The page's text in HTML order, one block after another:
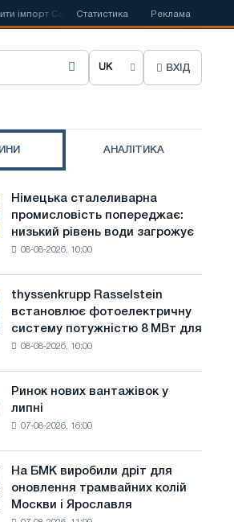
Саудівської сталі 📰 Іспанська
Статистика Реклама
О
р
и
м
в
у
с
а
й
т
у
ВХІД
АНАЛІТИКА
Німецька сталеливарна
промисловість попереджає:
низький рівень води загрожує
08-08-2026, 10:00
thyssenkrupp Rasselstein
встановлює фотоелектричну
систему потужністю 8 МВт для
08-08-2026, 10:00
Ринок нових вантажівок у
липні
07-08-2026, 16:00
На БМК виробили дріт для
оновлення трамвайних колій
Москви і Ярославля